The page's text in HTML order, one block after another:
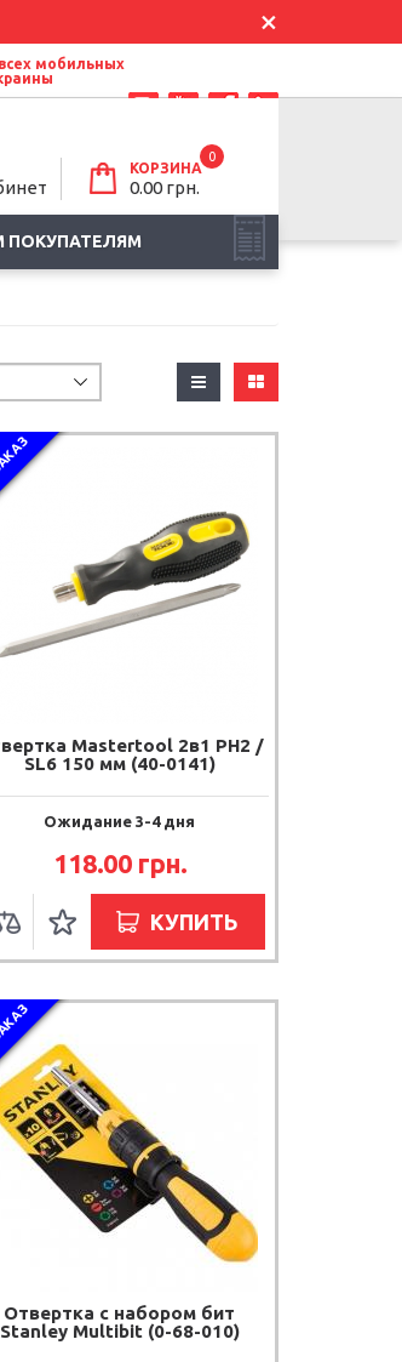
мобильных
КОРЗИНА
0
0.00 грн.
Mastertool 2в1 PH2 /
SL6 150 мм (40-0141)
Ожидание 3-4 дня
118.00грн.
КУПИТЬ
Отвертка с набором бит
Stanley Multibit (0-68-010)